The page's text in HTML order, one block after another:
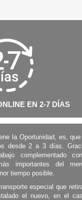
EN 2-7 DÍAS
la Oportunidad, es, que
desde 2 a 3 días.
complementado
importantes del
tiempo posible.
especial que
el nuevo, en el